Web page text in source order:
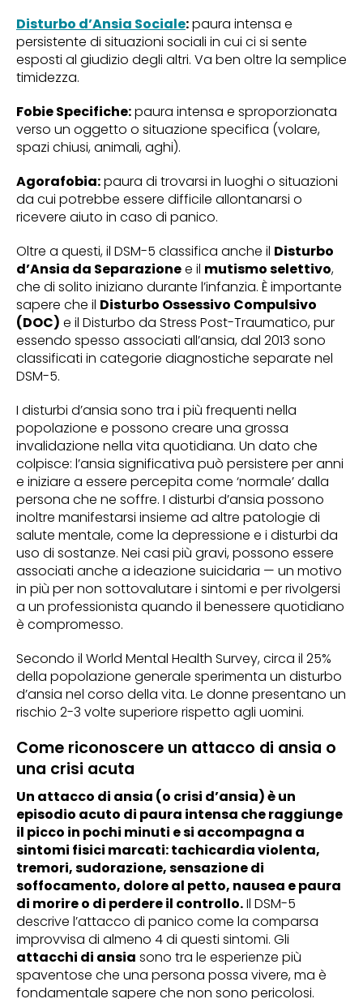
Disturbo d’Ansia Sociale:paura intensa e
persistente di situazioni sociali in cui ci si sente
esposti al giudizio degli altri. Va ben oltre la semplice
timidezza.
Fobie Specifiche:paura intensa e sproporzionata
verso un oggetto o situazione specifica (volare,
spazi chiusi, animali, aghi).
Agorafobia:paura di trovarsi in luoghi o situazioni
da cui potrebbe essere difficile allontanarsi o
ricevere aiuto in caso di panico.
Oltre a questi, il DSM-5 classifica anche il Disturbo
d’Ansia da Separazionee il mutismo selettivo,
che di solito iniziano durante l’infanzia. È importante
sapere che il Disturbo Ossessivo Compulsivo
(DOC) e il Disturbo da Stress Post-Traumatico, pur
essendo spesso associati all’ansia, dal 2013 sono
classificati in categorie diagnostiche separate nel
DSM-5.
I disturbi d’ansia sono tra i più frequenti nella
popolazione e possono creare una grossa
invalidazione nella vita quotidiana. Un dato che
colpisce: l’ansia significativa può persistere per anni
e iniziare a essere percepita come ‘normale’ dalla
persona che ne soffre. I disturbi d’ansia possono
inoltre manifestarsi insieme ad altre patologie di
salute mentale, come la depressione e i disturbi da
uso di sostanze. Nei casi più gravi, possono essere
associati anche a ideazione suicidaria — un motivo
in più per non sottovalutare i sintomi e per rivolgersi
a un professionista quando il benessere quotidiano
è compromesso.
Secondo il World Mental Health Survey, circa il 25%
della popolazione generale sperimenta un disturbo
d’ansia nel corso della vita. Le donne presentano un
rischio 2-3 volte superiore rispetto agli uomini.
Come riconoscere un attacco di ansia o
una crisi acuta
Un attacco di ansia (o crisi d’ansia) è un
episodio acuto di paura intensa che raggiunge
il picco in pochi minuti e si accompagna a
sintomi fisici marcati: tachicardia violenta,
tremori, sudorazione, sensazione di
soffocamento, dolore al petto, nausea e paura
di morire o di perdere il controllo.Il DSM-5
descrive l’attacco di panico come la comparsa
improvvisa di almeno 4 di questi sintomi. Gli
attacchi di ansia sono tra le esperienze più
spaventose che una persona possa vivere, ma è
fondamentale sapere che non sono pericolosi.